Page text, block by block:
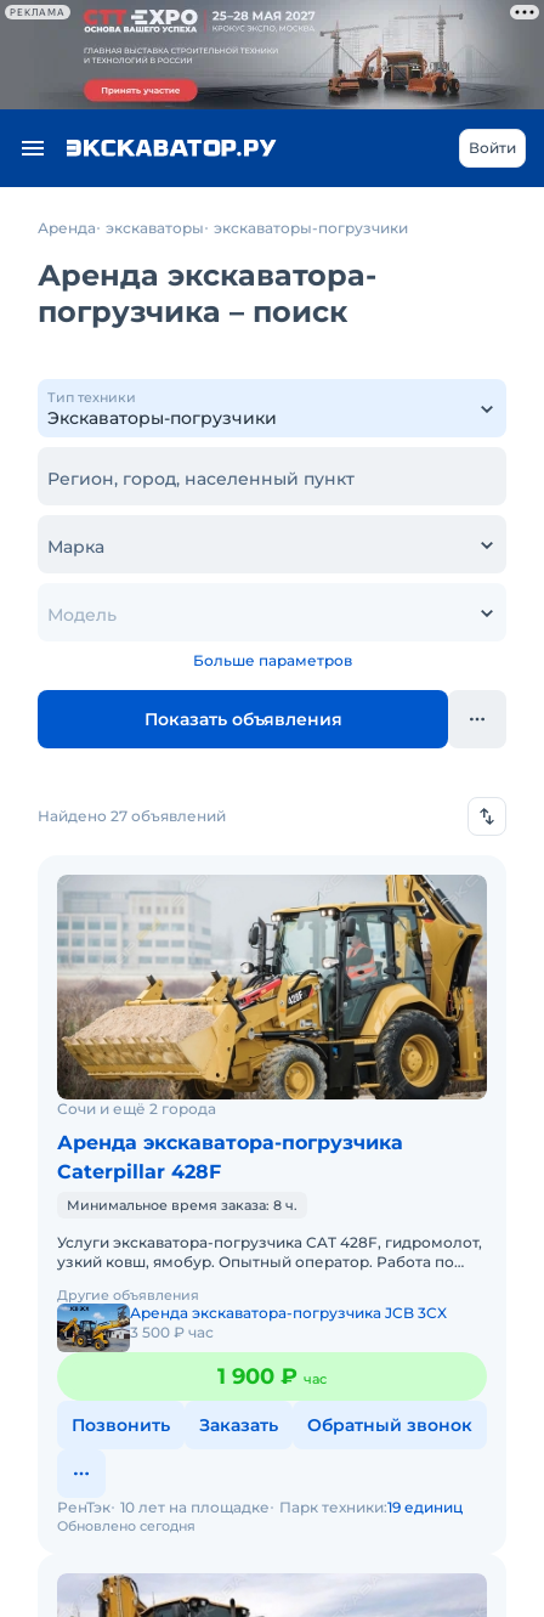
РЕКЛАМА
Войти
Аренда экскаваторы экскаваторы-погрузчики
Аренда экскаватора-
погрузчика – поиск
Тип техники
Регион, город, населенный пункт
Марка
Модель
Больше параметров
Показать объявления
Найдено 27 объявлений
Сочи и ещё 2 города
Аренда экскаватора-погрузчика
Caterpillar 428F
Минимальное время заказа: 8 ч.
Услуги экскаватора-погрузчика CAT 428F, гидромолот,
узкий ковш, ямобур. Опытный оператор. Работа по
Тамань, Кр
Другие объявления
Аренда экскаватора-погрузчика JCB 3CX
3 500 ₽ час
1 900 ₽ час
Позвонить Заказать Обратный звонок
Обновлено сегодня
РенТэк 10 лет на площадке Парк техники:19 единиц